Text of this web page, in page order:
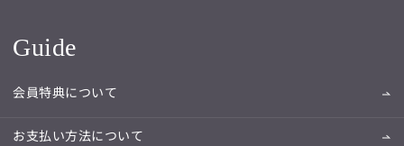
Guide
会員特典について
お支払い方法について